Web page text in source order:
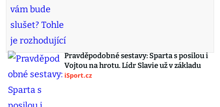
Pravděpodobné sestavy: Sparta s posilou i
Vojtou na hrotu. Lídr Slavie už v základu
iSport.cz